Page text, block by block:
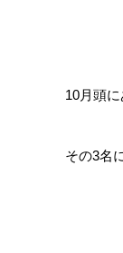
10月頭
その3名